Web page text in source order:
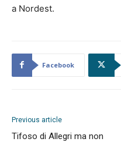
a Nordest.
Facebook
Previous article
Tifoso di Allegri ma non